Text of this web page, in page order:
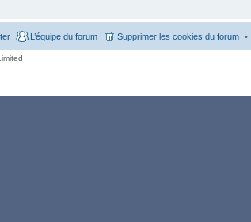
Supprimer les cookies du forum
L’équipe du forum